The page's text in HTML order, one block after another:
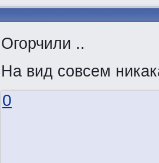
Огорчили ..
На вид совсем
0